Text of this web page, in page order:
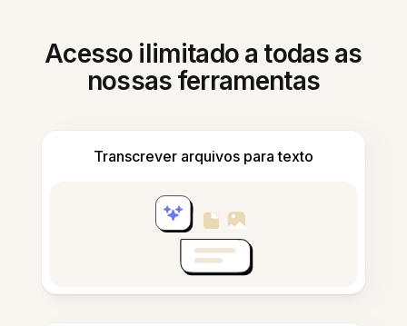
Acesso ilimitado a todas as
nossas ferramentas
Transcrever arquivos para texto